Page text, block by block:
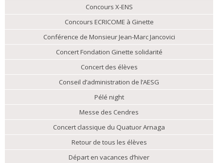
Concours X-ENS
Concours ECRICOME à Ginette
Conférence de Monsieur Jean-Marc Jancovici
Concert Fondation Ginette solidarité
Concert des élèves
Conseil d’administration de l’AESG
Pélé night
Messe des Cendres
Concert classique du Quatuor Arnaga
Retour de tous les élèves
Départ en vacances d’hiver